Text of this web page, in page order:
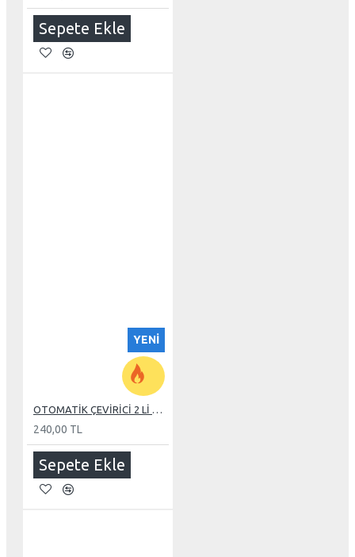
Sepete Ekle
YENI
240,00 TL
Sepete Ekle